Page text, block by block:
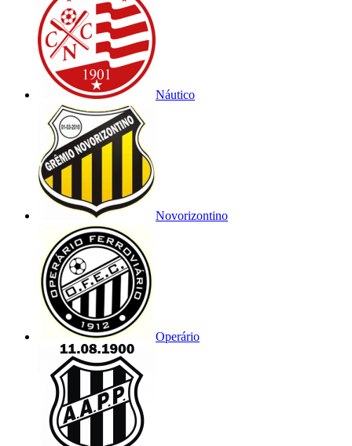
Náutico
Novorizontino
Operário